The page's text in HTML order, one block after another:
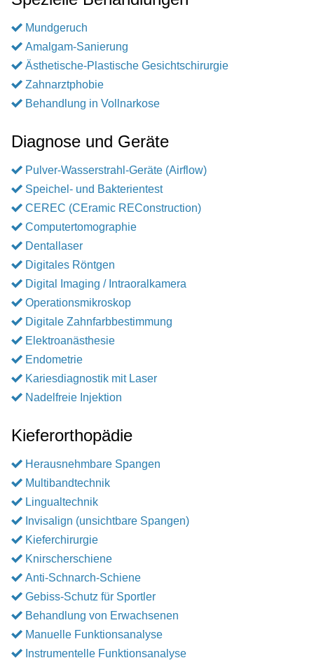
Mundgeruch
Amalgam-Sanierung
Ästhetische-Plastische Gesichtschirurgie
Zahnarztphobie
Behandlung in Vollnarkose
Diagnose und Geräte
Pulver-Wasserstrahl-Geräte (Airflow)
Speichel- und Bakterientest
CEREC (CEramic REConstruction)
Computertomographie
Dentallaser
Digitales Röntgen
Digital Imaging / Intraoralkamera
Operationsmikroskop
Digitale Zahnfarbbestimmung
Elektroanästhesie
Endometrie
Kariesdiagnostik mit Laser
Nadelfreie Injektion
Kieferorthopädie
Herausnehmbare Spangen
Multibandtechnik
Lingualtechnik
Invisalign (unsichtbare Spangen)
Kieferchirurgie
Knirscherschiene
Anti-Schnarch-Schiene
Gebiss-Schutz für Sportler
Behandlung von Erwachsenen
Manuelle Funktionsanalyse
Instrumentelle Funktionsanalyse